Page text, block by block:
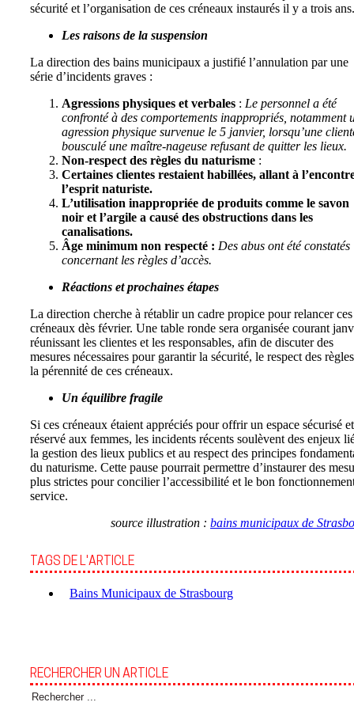
sécurité et l’organisation de ces créneaux instaurés il y a trois ans.
Les raisons de la suspension
La direction des bains municipaux a justifié l’annulation par une
série d’incidents graves :
Agressions physiques et verbales : Le personnel a été
confronté à des comportements inappropriés, notamment
agression physique survenue le 5 janvier, lorsqu’une
bousculé une maître-nageuse refusant de quitter les lieux.
Non-respect des règles du naturisme :
Certaines clientes restaient habillées, allant à
l’esprit naturiste.
L’utilisation inappropriée de produits comme le savon
noir et l’argile a causé des obstructions dans les
canalisations.
Âge minimum non respecté : Des abus ont été constatés
concernant les règles d’accès.
Réactions et prochaines étapes
La direction cherche à rétablir un cadre propice pour relancer ces
créneaux dès février. Une table ronde sera organisée courant
réunissant les clientes et les responsables, afin de discuter des
mesures nécessaires pour garantir la sécurité, le respect des
la pérennité de ces créneaux.
Un équilibre fragile
Si ces créneaux étaient appréciés pour offrir un espace sécurisé et
réservé aux femmes, les incidents récents soulèvent des enjeux
la gestion des lieux publics et au respect des principes
du naturisme. Cette pause pourrait permettre d’instaurer des
plus strictes pour concilier l’accessibilité et le bon
service.
source illustration : bains municipaux de
TAGS DE L'ARTICLE
Bains Municipaux de Strasbourg
RECHERCHER UN ARTICLE
Rechercher